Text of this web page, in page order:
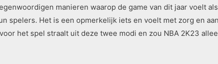
manieren waarop de game van dit jaar voelt
spelers. Het is een opmerkelijk iets en voelt met zorg en
het spel straalt uit deze twee modi en zou NBA 2K23